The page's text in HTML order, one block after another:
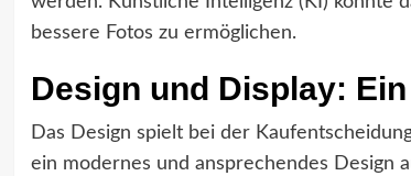
bessere Fotos zu ermöglichen.
Design und Display:
Das Design spielt bei der
ein modernes und ansprechendes Design